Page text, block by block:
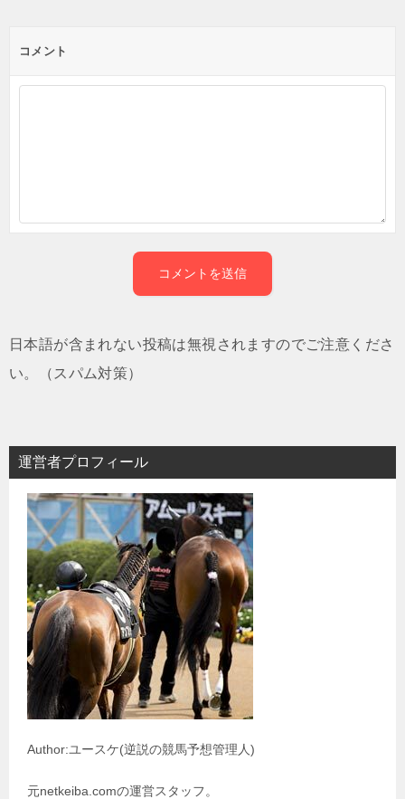
コメント
日本語が含まれない投稿は無視されますのでご注意くださ
い。（スパム対策）
運営者プロフィール
Author:ユースケ(逆説の競馬予想管理人)
元netkeiba.comの運営スタッフ。